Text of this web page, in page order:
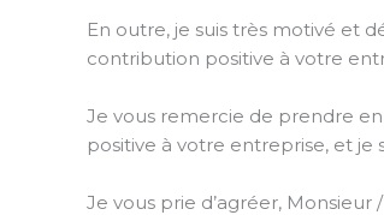
En outre, je suis très motivé et
contribution positive à votre
Je vous remercie de prendre
positive à votre entreprise, et je
Je vous prie d’agréer, Monsieur